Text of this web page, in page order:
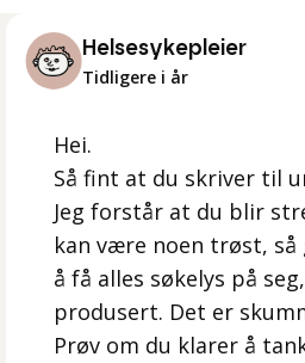
Helsesykepleier
Tidligere i år
Hei.
Så fint at du skriver til
Jeg forstår at du blir
kan være noen trøst,
å få alles søkelys på
produsert. Det er
Prøv om du klarer å